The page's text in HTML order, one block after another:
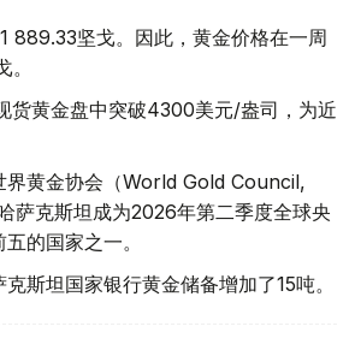
889.33坚戈。因此，黄金价格在一周
货黄金盘中突破4300美元/盎司，为近
界黄金协会（World Gold Council,
萨克斯坦成为2026年第二季度全球央
的国家之一。
斯坦国家银行黄金储备增加了15吨。